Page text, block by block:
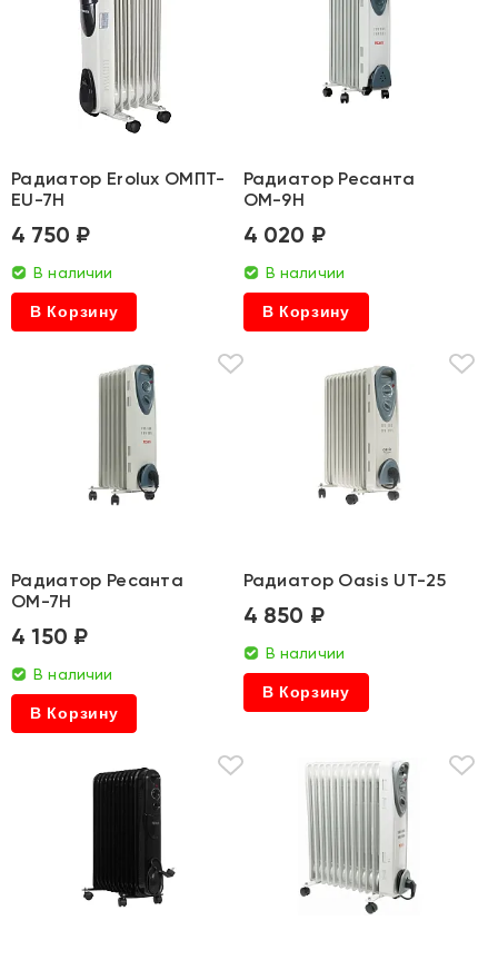
Радиатор Erolux ОМПТ-
EU-7Н
4 750 ₽
В наличии
В Корзину
Радиатор Ресанта
ОМ-9Н
4 020 ₽
В наличии
В Корзину
Радиатор Ресанта
ОМ-7Н
4 150 ₽
В наличии
В Корзину
Радиатор Oasis UT-25
4 850 ₽
В наличии
В Корзину